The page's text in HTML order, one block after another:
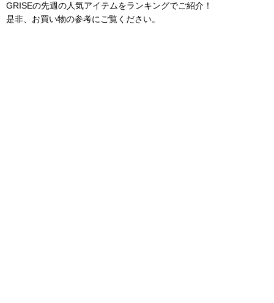
GRISEの先週の人気アイテムをランキングでご紹介！
是非、お買い物の参考にご覧ください。